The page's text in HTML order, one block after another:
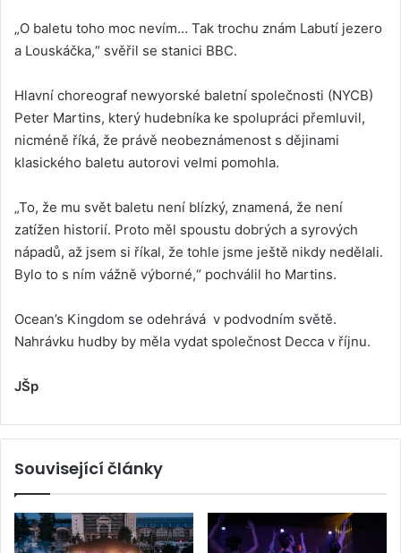
„O baletu toho moc nevím… Tak trochu znám Labutí jezero
a Louskáčka,“ svěřil se stanici BBC.
Hlavní choreograf newyorské baletní společnosti (NYCB)
Peter Martins, který hudebníka ke spolupráci přemluvil,
nicméně říká, že právě neobeznámenost s dějinami
klasického baletu autorovi velmi pomohla.
„To, že mu svět baletu není blízký, znamená, že není
zatížen historií. Proto měl spoustu dobrých a syrových
nápadů, až jsem si říkal, že tohle jsme ještě nikdy nedělali.
Bylo to s ním vážně výborné,“ pochválil ho Martins.
Ocean’s Kingdom se odehrává v podvodním světě.
Nahrávku hudby by měla vydat společnost Decca v říjnu.
JŠp
Související články